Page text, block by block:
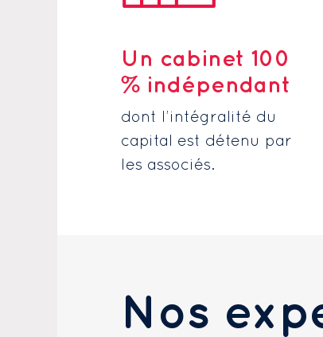
Un cabinet 100
% indépendant
dont l’intégralité du
capital est détenu par
les associés.
Nos